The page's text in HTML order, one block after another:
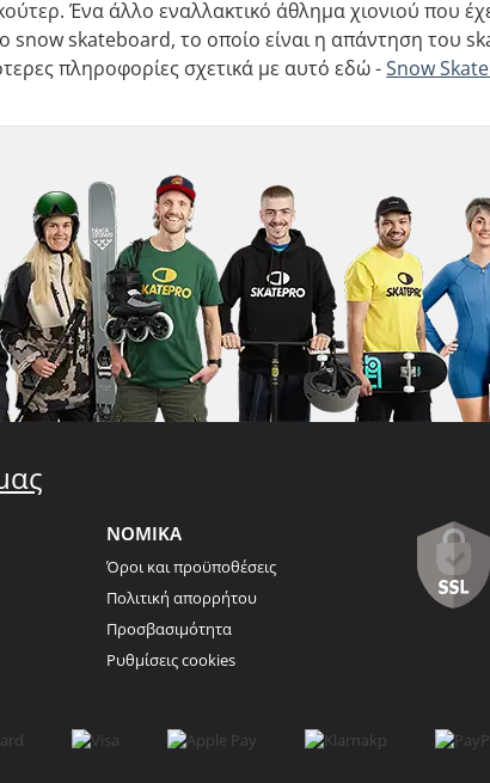
Ένα άλλο εναλλακτικό άθλημα χιονιού που
snow skateboard, το οποίο είναι η απάντηση του
πληροφορίες σχετικά με αυτό εδώ -Snow
ΝΟΜΙΚΑ
Όροι και προϋποθέσεις
Πολιτική απορρήτου
Προσβασιμότητα
Ρυθμίσεις cookies